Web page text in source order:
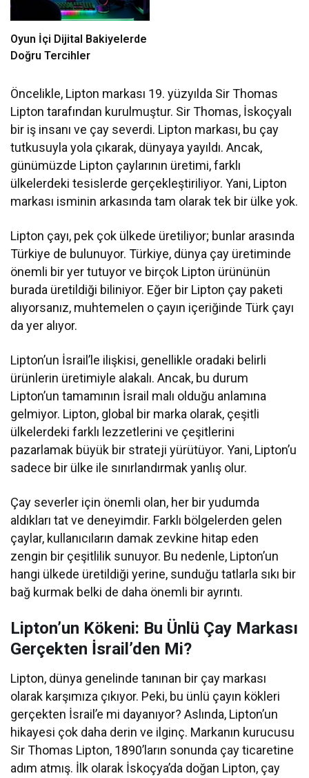
Oyun İçi Dijital Bakiyelerde
Doğru Tercihler
Öncelikle, Lipton markası 19. yüzyılda Sir Thomas
Lipton tarafından kurulmuştur. Sir Thomas, İskoçyalı
bir iş insanı ve çay severdi. Lipton markası, bu çay
tutkusuyla yola çıkarak, dünyaya yayıldı. Ancak,
günümüzde Lipton çaylarının üretimi, farklı
ülkelerdeki tesislerde gerçekleştiriliyor. Yani, Lipton
markası isminin arkasında tam olarak tek bir ülke yok.
Lipton çayı, pek çok ülkede üretiliyor; bunlar arasında
Türkiye de bulunuyor. Türkiye, dünya çay üretiminde
önemli bir yer tutuyor ve birçok Lipton ürününün
burada üretildiği biliniyor. Eğer bir Lipton çay paketi
alıyorsanız, muhtemelen o çayın içeriğinde Türk çayı
da yer alıyor.
Lipton’un İsrail’le ilişkisi, genellikle oradaki belirli
ürünlerin üretimiyle alakalı. Ancak, bu durum
Lipton’un tamamının İsrail malı olduğu anlamına
gelmiyor. Lipton, global bir marka olarak, çeşitli
ülkelerdeki farklı lezzetlerini ve çeşitlerini
pazarlamak büyük bir strateji yürütüyor. Yani, Lipton’u
sadece bir ülke ile sınırlandırmak yanlış olur.
Çay severler için önemli olan, her bir yudumda
aldıkları tat ve deneyimdir. Farklı bölgelerden gelen
çaylar, kullanıcıların damak zevkine hitap eden
zengin bir çeşitlilik sunuyor. Bu nedenle, Lipton’un
hangi ülkede üretildiği yerine, sunduğu tatlarla sıkı bir
bağ kurmak belki de daha önemli bir ayrıntı.
Lipton’un Kökeni: Bu Ünlü Çay Markası
Gerçekten İsrail’den Mi?
Lipton, dünya genelinde tanınan bir çay markası
olarak karşımıza çıkıyor. Peki, bu ünlü çayın kökleri
gerçekten İsrail’e mi dayanıyor? Aslında, Lipton’un
hikayesi çok daha derin ve ilginç. Markanın kurucusu
Sir Thomas Lipton, 1890’ların sonunda çay ticaretine
adım atmış. İlk olarak İskoçya’da doğan Lipton, çay